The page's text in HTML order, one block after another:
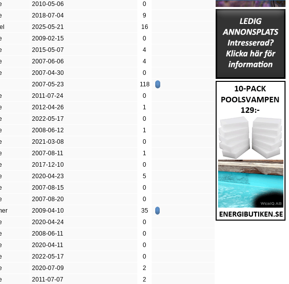
2010-05-06
0
2018-07-04
9
2025-05-21
16
2009-02-15
0
2015-05-07
4
2007-06-06
4
2007-04-30
0
2007-05-23
118
2011-07-24
0
2012-04-26
1
2022-05-17
0
2008-06-12
1
2021-03-08
0
2007-08-11
1
2017-12-10
0
2020-04-23
5
2007-08-15
0
2007-08-20
0
2009-04-10
35
2020-04-24
0
2008-06-11
0
2020-04-11
0
2022-05-17
0
2020-07-09
2
2011-07-07
2